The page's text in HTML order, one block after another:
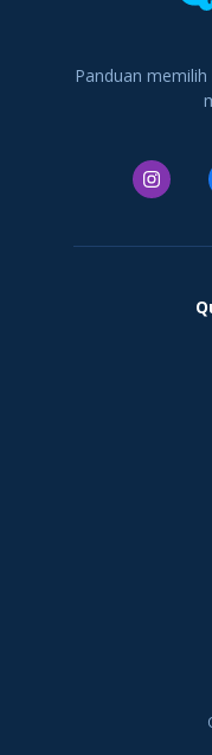
Panduan